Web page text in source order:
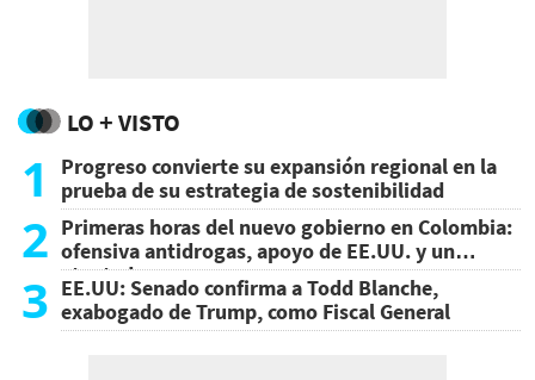
LO + VISTO
1
Progreso convierte su expansión regional en la
prueba de su estrategia de sostenibilidad
2 Primeras horas del nuevo gobierno en Colombia:
ofensiva antidrogas, apoyo de EE.UU. y un
atentado
3 EE.UU: Senado confirma a Todd Blanche,
exabogado de Trump, como Fiscal General